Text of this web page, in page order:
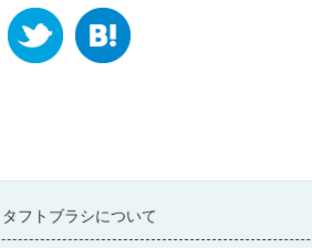
タフトブラシについて